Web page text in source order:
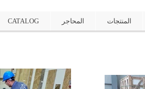
CATALOG المحاجر المنتجات